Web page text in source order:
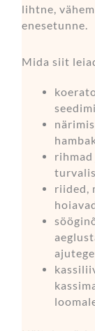
lihtne,
enesetunne.
Mida siit
rihmad
riided,